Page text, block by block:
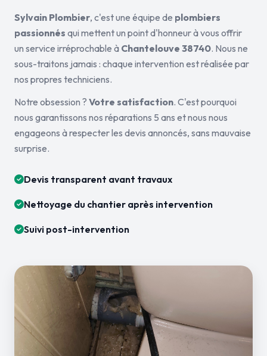
Sylvain Plombier, c'est une équipe de plombiers
passionnés qui mettent un point d'honneur à vous offrir
un service irréprochable à Chantelouve 38740. Nous ne
sous-traitons jamais : chaque intervention est réalisée par
nos propres techniciens.
Notre obsession ? Votre satisfaction. C'est pourquoi
nous garantissons nos réparations 5 ans et nous nous
engageons à respecter les devis annoncés, sans mauvaise
surprise.
Devis transparent avant travaux
Nettoyage du chantier après intervention
Suivi post-intervention